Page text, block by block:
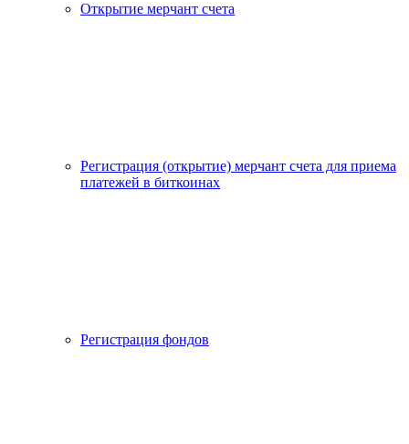
Открытие мерчант счета
Регистрация (открытие) мерчант счета для приема
платежей в биткоинах
Регистрация фондов